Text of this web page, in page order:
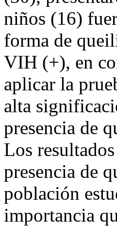
niños (16)
forma de
VIH (+), en
aplicar la
alta
presencia de
Los
presencia de
población
importancia